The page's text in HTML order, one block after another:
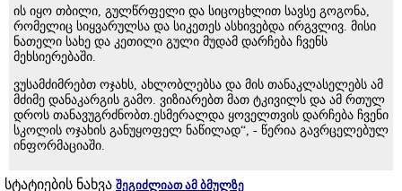
ის იყო თბილი, გულწრფელი და სიცოცხლით სავსე გოგონა,
რომელიც სიყვარულსა და სიკეთეს ასხივებდა ირგვლივ. მისი
ნათელი სახე და კეთილი გული მუდამ დარჩება ჩვენს
მეხსიერებაში.
ვუსამძიმრებთ ოჯახს, ახლობლებსა და მის თანაკლასელებს ამ
მძიმე დანაკარგის გამო. ვიზიარებთ მათ ტკივილს და ამ რთულ
დროს თანავუგრძნობთ.ესმერალდა ყოველთვის დარჩება ჩვენი
სკოლის ოჯახის განუყოფელ ნაწილად“, - წერია გავრცელებულ
ინფორმაციაში.
სტატიების ნახვა შეგიძლიათ ამ ბმულზე